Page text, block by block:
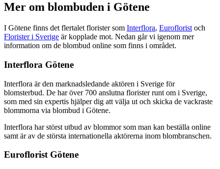
Mer om blombuden i Götene
I Götene finns det flertalet florister som Interflora, Euroflorist och
Florister i Sverige är kopplade mot. Nedan går vi igenom mer
information om de blombud online som finns i området.
Interflora Götene
Interflora är den marknadsledande aktören i Sverige för
blomsterbud. De har över 700 anslutna florister runt om i Sverige,
som med sin expertis hjälper dig att välja ut och skicka de vackraste
blommorna via blombud i Götene.
Interflora har störst utbud av blommor som man kan beställa online
samt är av de största internationella aktörerna inom blombranschen.
Euroflorist Götene